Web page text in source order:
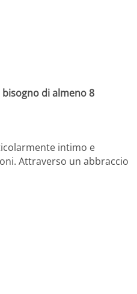
di almeno 8
intimo e
Attraverso un abbraccio